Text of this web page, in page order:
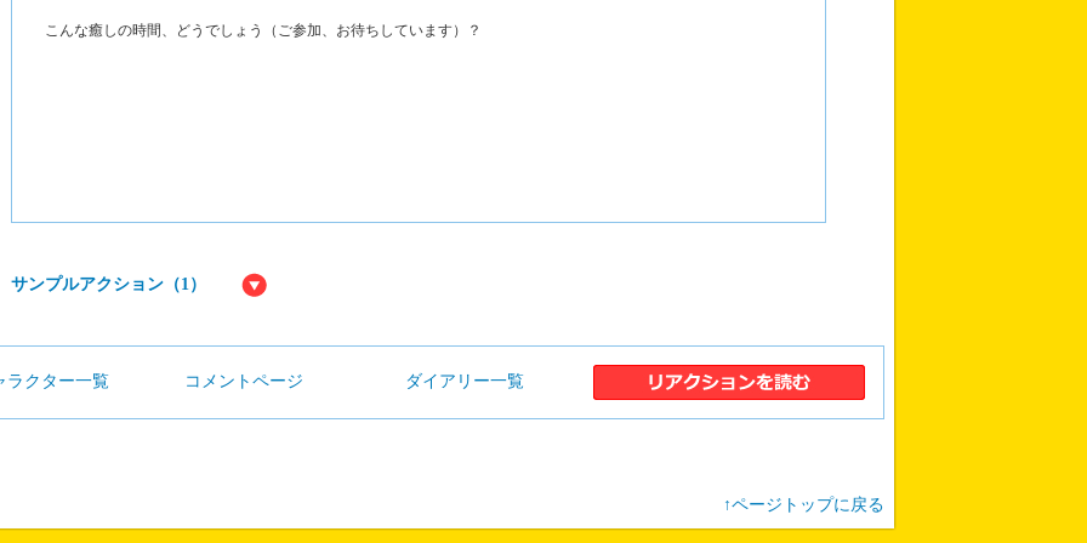
こんな癒しの時間、どうでしょう（ご参加、お待ちしています）？
サンプルアクション（1）
ラクター一覧 コメントページ ダイアリー一覧
↑ページトップに戻る